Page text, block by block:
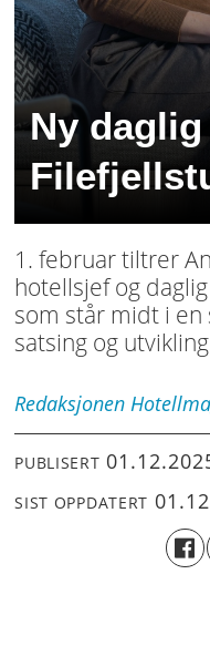
Ny
1. februar tiltrer
hotellsjef og
som står midt i
satsing og
Redaksjonen
PUBLISERT
SIST OPPDATERT